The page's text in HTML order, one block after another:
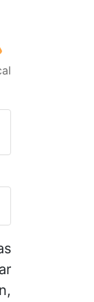
till en
sida
en
upp